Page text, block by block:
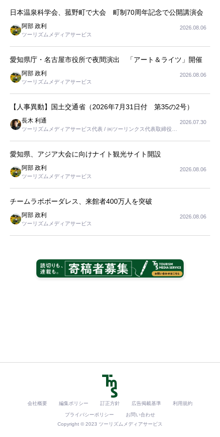
日本温泉科学会、菰野町で大会 町制70周年記念で公開講演会
阿部 政利
ツーリズムメディアサービス
2026.08.06
愛知県庁・名古屋市役所で夜間演出 「アート＆ライツ」開催
阿部 政利
ツーリズムメディアサービス
2026.08.06
【人事異動】国土交通省（2026年7月31日付 第35の2号）
長木 利通
ツーリズムメディアサービス代表 / ㈱ツーリンクス代表取締役社
2026.07.30
愛知県、アジア大会に向けナイト観光サイト開設
阿部 政利
ツーリズムメディアサービス
2026.08.06
チームラボボーダレス、来館者400万人を突破
阿部 政利
ツーリズムメディアサービス
2026.08.06
会社概要 編集ポリシー 訂正方針 広告掲載基準 利用規約
プライバシーポリシー
お問い合わせ
Copyright © 2023 ツーリズムメディアサービス